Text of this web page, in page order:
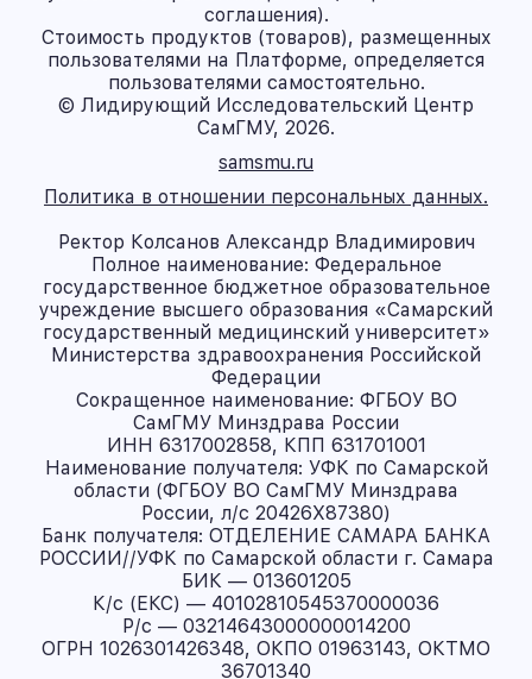
соглашения).
Стоимость продуктов (товаров), размещенных
пользователями на Платформе, определяется
пользователями самостоятельно.
© Лидирующий Исследовательский Центр
СамГМУ, 2026.
samsmu.ru
Политика в отношении персональных данных.
Ректор Колсанов Александр Владимирович
Полное наименование: Федеральное
государственное бюджетное образовательное
учреждение высшего образования «Самарский
государственный медицинский университет»
Министерства здравоохранения Российской
Федерации
Сокращенное наименование: ФГБОУ ВО
СамГМУ Минздрава России
ИНН 6317002858, КПП 631701001
Наименование получателя: УФК по Самарской
области (ФГБОУ ВО СамГМУ Минздрава
России, л/с 20426X87380)
Банк получателя: ОТДЕЛЕНИЕ САМАРА БАНКА
РОССИИ//УФК по Самарской области г. Самара
БИК — 013601205
К/с (ЕКС) — 40102810545370000036
Р/с — 03214643000000014200
ОГРН 1026301426348, ОКПО 01963143, ОКТМО
36701340